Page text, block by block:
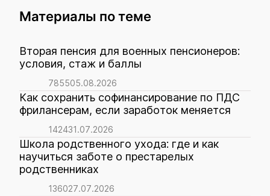
Материалы по теме
Вторая пенсия для военных пенсионеров:
условия, стаж и баллы
785505.08.2026
Как сохранить софинансирование по ПДС
фрилансерам, если заработок меняется
142431.07.2026
Школа родственного ухода: где и как
научиться заботе о престарелых
родственниках
136027.07.2026